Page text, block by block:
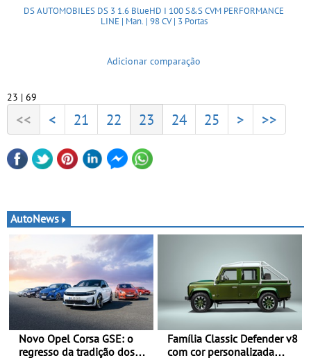
DS AUTOMOBILES DS 3 1.6 BlueHD I 100 S&S CVM PERFORMANCE
LINE | Man. | 98 CV | 3 Portas
Adicionar comparação
23 | 69
<< < 21 22 23 24 25 > >>
AutoNews
Novo Opel Corsa GSE: o
regresso da tradição dos
Família Classic Defender v8
com cor personalizada